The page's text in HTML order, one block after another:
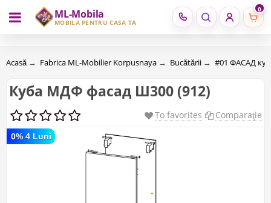
ML-Mobila
MOBILĂ PENTRU CASA TA
0
RU RO
Acasă → Fabrica ML-Mobilier Korpusnaya → Bucătării → #01 ФАСАД
Куба МДФ фасад Ш300 (912)
To favorites Comparaţie
0% 4 Luni